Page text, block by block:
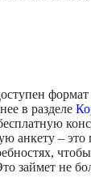
в разделе
анкету –
займет не